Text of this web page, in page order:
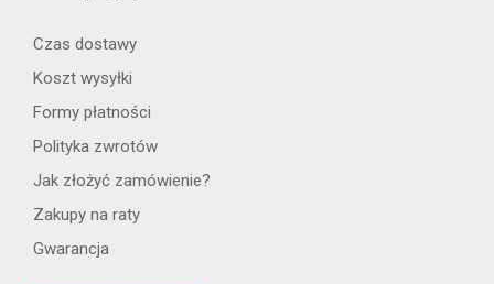
Czas dostawy
Koszt wysyłki
Formy płatności
Polityka zwrotów
Jak złożyć zamówienie?
Zakupy na raty
Gwarancja